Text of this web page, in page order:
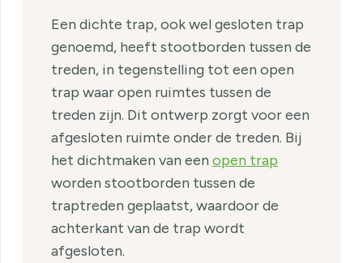
Een dichte trap, ook wel gesloten trap
genoemd, heeft stootborden tussen de
treden, in tegenstelling tot een open
trap waar open ruimtes tussen de
treden zijn. Dit ontwerp zorgt voor een
afgesloten ruimte onder de treden. Bij
het dichtmaken van een open trap
worden stootborden tussen de
traptreden geplaatst, waardoor de
achterkant van de trap wordt
afgesloten.